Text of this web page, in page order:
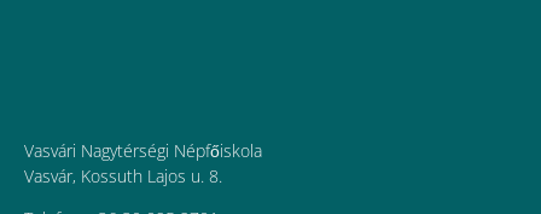
Vasvári Nagytérségi Népfőiskola
Vasvár, Kossuth Lajos u. 8.